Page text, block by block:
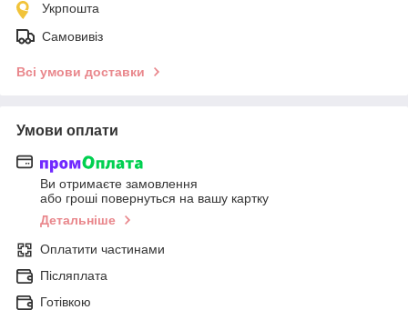
Укрпошта
Самовивіз
Всі умови доставки
Умови оплати
Ви отримаєте замовлення
або гроші повернуться на вашу картку
Детальніше
Оплатити частинами
Післяплата
Готівкою